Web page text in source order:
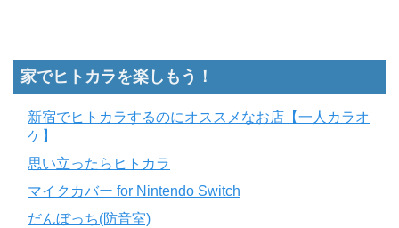
家でヒトカラを楽しもう！
新宿でヒトカラするのにオススメなお店【一人カラオ
ケ】
思い立ったらヒトカラ
マイクカバー for Nintendo Switch
だんぼっち(防音室)